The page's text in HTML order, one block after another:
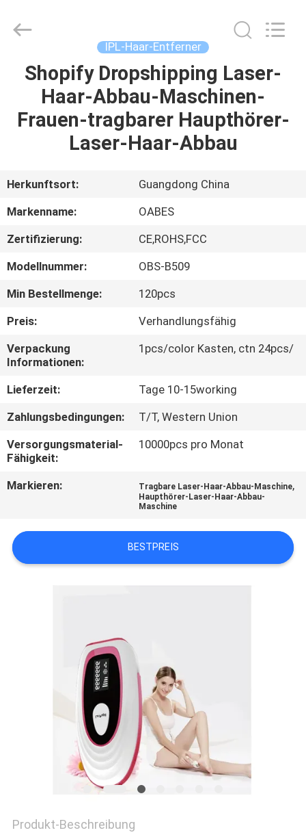
HAUS
PRODUKTE
UNS
AUSFLUG
QUALITÄTSKONTROLLE
TRETEN
SIE
MIT
UNS
VERBINDUNG
EIN
ZITAT
Copyright
facialbeautydevices.com.
IPL-Haar-Entferner
Shopify Dropshipping Laser-
Haar-Abbau-Maschinen-
Frauen-tragbarer Haupthörer-
Laser-Haar-Abbau
Herkunftsort:
Guangdong China
Markenname:
OABES
Zertifizierung:
CE,ROHS,FCC
Modellnummer:
OBS-B509
Min Bestellmenge:
120pcs
Preis:
Verhandlungsfähig
Verpackung
Informationen:
1pcs/color Kasten, ctn 24pcs/
Lieferzeit:
Tage 10-15working
Zahlungsbedingungen:
T/T, Western Union
Versorgungsmaterial-
Fähigkeit:
10000pcs pro Monat
Markieren: Tragbare Laser-Haar-Abbau-Maschine,
Haupthörer-Laser-Haar-Abbau-
Maschine
BESTPREIS
Produkt-Beschreibung